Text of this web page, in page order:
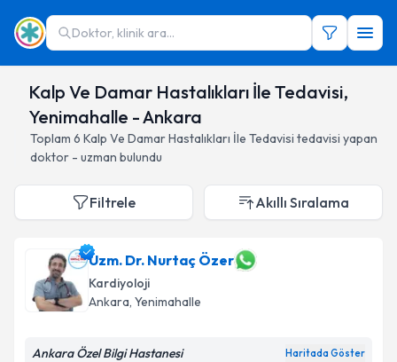
Doktor, klinik ara...
Kalp Ve Damar Hastalıkları İle Tedavisi,
Yenimahalle - Ankara
Toplam 6 Kalp Ve Damar Hastalıkları İle Tedavisi tedavisi yapan
doktor - uzman bulundu
Filtrele Akıllı Sıralama
Uzm. Dr. Nurtaç Özer
Kardiyoloji
Ankara, Yenimahalle
Ankara Özel Bilgi Hastanesi Haritada Göster